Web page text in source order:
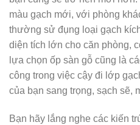
màu gạch mới, với phòng
thường sử đụng loại gạch
diện tích lớn cho căn phòng,
lựa chọn ốp sàn gỗ cũng là
công trong việc cậy đi lớp
của bạn sang trọng, sạch sẽ,
Bạn hãy lắng nghe các kiến